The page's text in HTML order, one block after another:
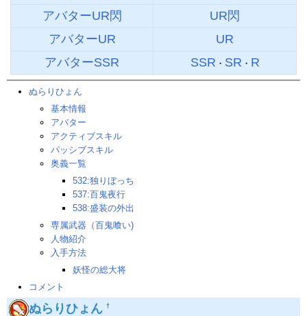
アバターUR閃
UR閃
アバターUR
UR
アバターSSR
SSR ・ SR ・ R
ぬらりひょん
基本情報
アバター
アクティブスキル
パッシブスキル
奥義一覧
532:独りぼっち
537:百鬼夜行
538:盛装の外出
専属武器（百鬼喰い)
人物紹介
入手方法
妖怪の総大将
コメント
ぬらりひょん †